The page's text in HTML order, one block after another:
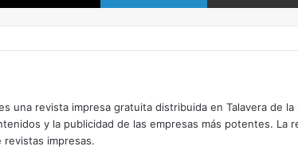
una revista impresa gratuita distribuida en Talavera de la
y la publicidad de las empresas más potentes. La
revistas impresas.